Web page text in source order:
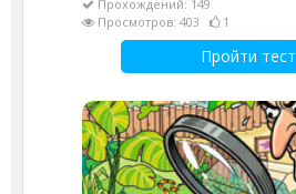
Прохождений: 149
Просмотров: 403
1
Пройти тест